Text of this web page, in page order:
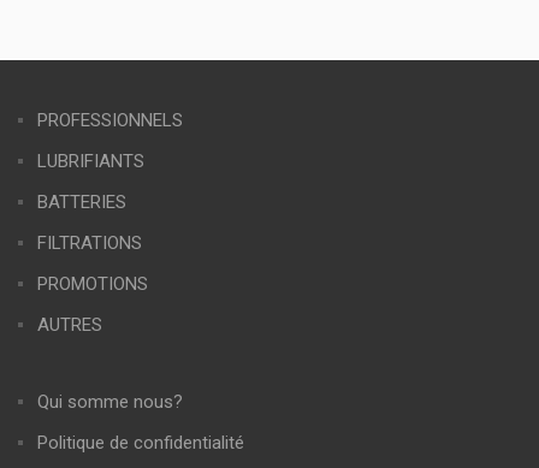
PROFESSIONNELS
LUBRIFIANTS
BATTERIES
FILTRATIONS
PROMOTIONS
AUTRES
Qui somme nous?
Politique de confidentialité